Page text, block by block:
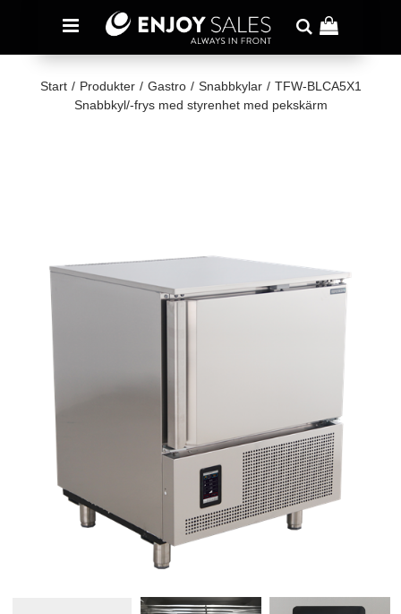
Start / Produkter / Gastro / Snabbkylar / TFW-BLCA5X1
Snabbkyl/-frys med styrenhet med pekskärm